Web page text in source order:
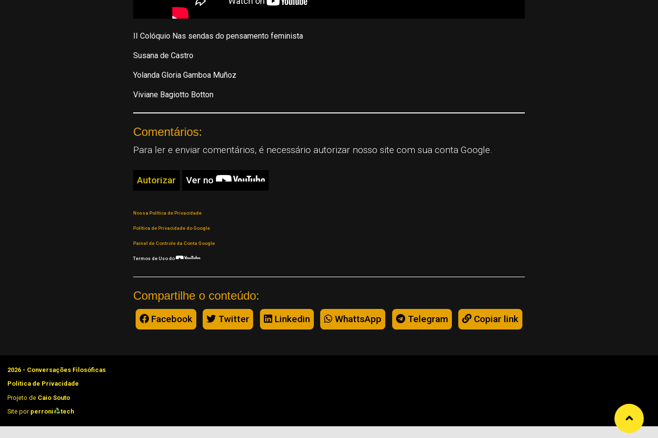
II Colóquio Nas sendas do pensamento feminista
Susana de Castro
Yolanda Gloria Gamboa Muñoz
Viviane Bagiotto Botton
Comentários:
Para ler e enviar comentários, é necessário autorizar nosso site com sua conta Google.
Autorizar Ver no
Nossa Política de Privacidade
Política de Privacidade do Google
Painel de Controle da Conta Google
Termos de Uso do
Compartilhe o conteúdo:
Facebook Twitter Linkedin WhattsApp Telegram Copiar link
2026 - Conversações Filosóficas
Política de Privacidade
Projeto de Caio Souto
Site por perroni tech